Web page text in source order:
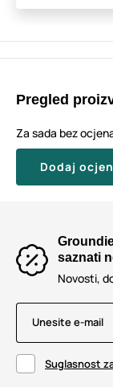
Pregled
Za sada bez
Dodaj
saznati
Novosti,
Unesite e-mail
Suglasnost